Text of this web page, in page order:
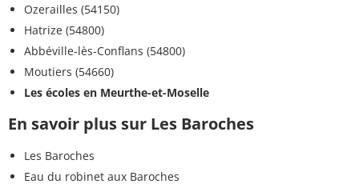
Ozerailles (54150)
Hatrize (54800)
Abbéville-lès-Conflans (54800)
Moutiers (54660)
Les écoles en Meurthe-et-Moselle
En savoir plus sur Les Baroches
Les Baroches
Eau du robinet aux Baroches